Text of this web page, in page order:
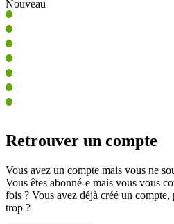
Nouveau
Retrouver un compte
Vous avez un compte mais vous ne
Vous êtes abonné-e mais vous vous
fois ? Vous avez déjà créé un
trop ?